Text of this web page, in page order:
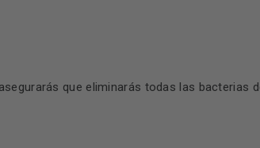
que eliminarás todas las bacterias